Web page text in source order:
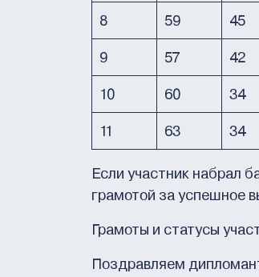
8 59 45
9 57 42
10 60 34
11 63 34
Если участник набрал
грамотой за успешное
Грамоты и статусы
Поздравляем